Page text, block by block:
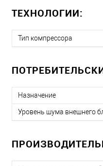
ТЕХНОЛОГИИ:
Тип компрессора
Назначение
Уровень шума внешнего